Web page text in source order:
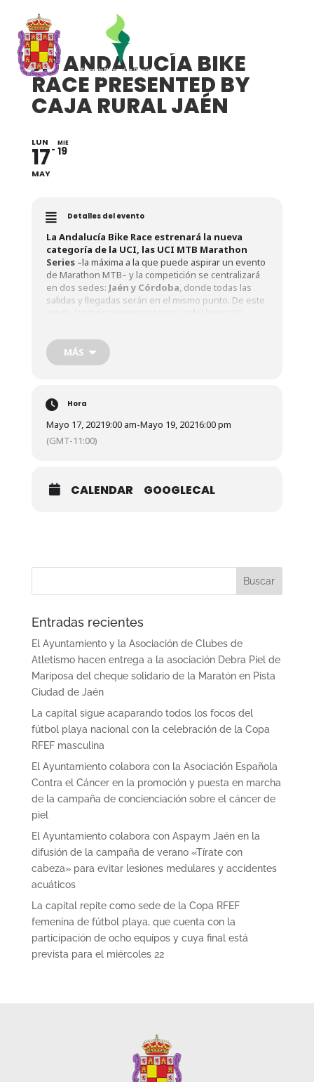
11ª ANDALUCÍA BIKE
RACE PRESENTED BY
CAJA RURAL JAÉN
LUN
17
MAY
MIE
19
Detalles del evento
La Andalucía Bike Race estrenará la nueva
categoría de la UCI, las UCI MTB Marathon
Series–la máxima a la que puede aspirar un evento
de Marathon MTB– y la competición se centralizará
en dos sedes: Jaén y Córdoba, donde todas las
salidas y llegadas serán en el mismo punto. De este
Jaén y las tres últimas, la del jueves 20, viernes 21 y
sábado 22 de mayo en Córdoba.
MÁS
Hora
Mayo 17, 20219:00 am-Mayo 19, 20216:00 pm
(GMT-11:00)
CALENDAR GOOGLECAL
Entradas recientes
El Ayuntamiento y la Asociación de Clubes de
Atletismo hacen entrega a la asociación Debra Piel de
Mariposa del cheque solidario de la Maratón en Pista
Ciudad de Jaén
La capital sigue acaparando todos los focos del
fútbol playa nacional con la celebración de la Copa
RFEF masculina
El Ayuntamiento colabora con la Asociación Española
Contra el Cáncer en la promoción y puesta en marcha
de la campaña de concienciación sobre el cáncer de
piel
El Ayuntamiento colabora con Aspaym Jaén en la
difusión de la campaña de verano «Tírate con
cabeza» para evitar lesiones medulares y accidentes
acuáticos
La capital repite como sede de la Copa RFEF
femenina de fútbol playa, que cuenta con la
participación de ocho equipos y cuya final está
prevista para el miércoles 22